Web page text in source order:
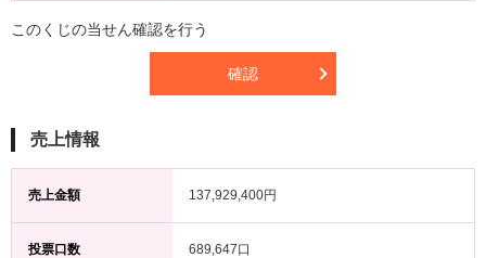
このくじの当せん確認を行う
確認
売上情報
売上金額 137,929,400円
投票口数 689,647口